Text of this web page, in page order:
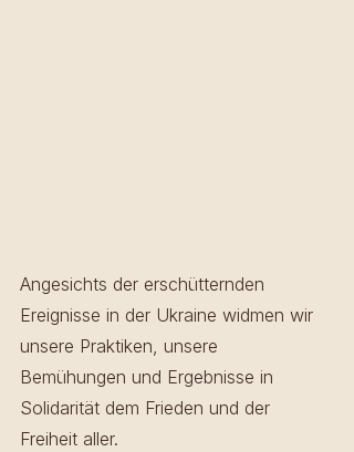
Angesichts der erschütternden
Ereignisse in der Ukraine widmen wir
unsere Praktiken, unsere
Bemühungen und Ergebnisse in
Solidarität dem Frieden und der
Freiheit aller.